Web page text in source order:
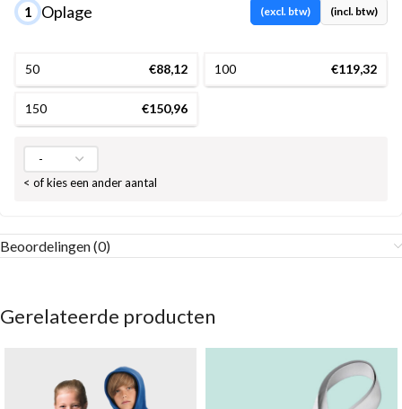
1 Oplage (excl. btw) (incl. btw)
50 €88,12 100 €119,32
150 €150,96
< of kies een ander aantal
Beoordelingen (0)
Gerelateerde producten